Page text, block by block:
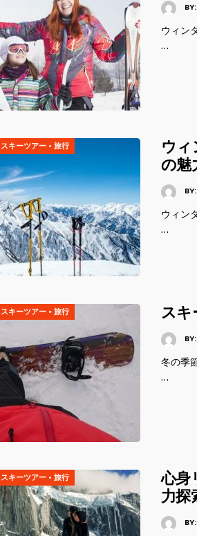
BY:
ウィン
…
スキーツアー • 旅行
ウ
の魅
BY:
ウィン
…
スキーツアー • 旅行 スキ
BY:
冬の季
…
スキーツアー • 旅行
心身
力探
BY: